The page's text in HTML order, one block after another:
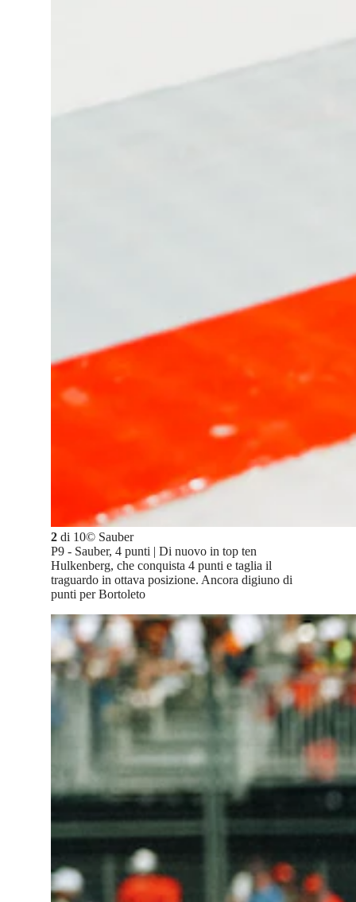
2 di 10© Sauber
P9 - Sauber, 4 punti | Di nuovo in top ten
Hulkenberg, che conquista 4 punti e taglia il
traguardo in ottava posizione. Ancora digiuno di
punti per Bortoleto